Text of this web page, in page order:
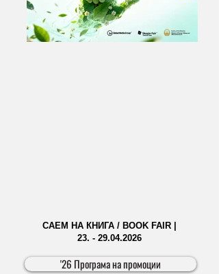
металургија, ИК технологии, иновации и
автоматизацијата, машинство, роботика и
напредните технолошки системи. Бидете
отворање нови можности за
професионален развој и вработување.
Саемот ќе биде отворен за посетители во
САЕМ НА КНИГА / BOOK FAIR |
23. - 29.04.2026
'26 Програма на промоции